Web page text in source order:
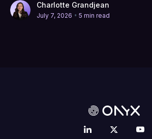
Charlotte Grandjean
July 7, 2026 • 5 min read